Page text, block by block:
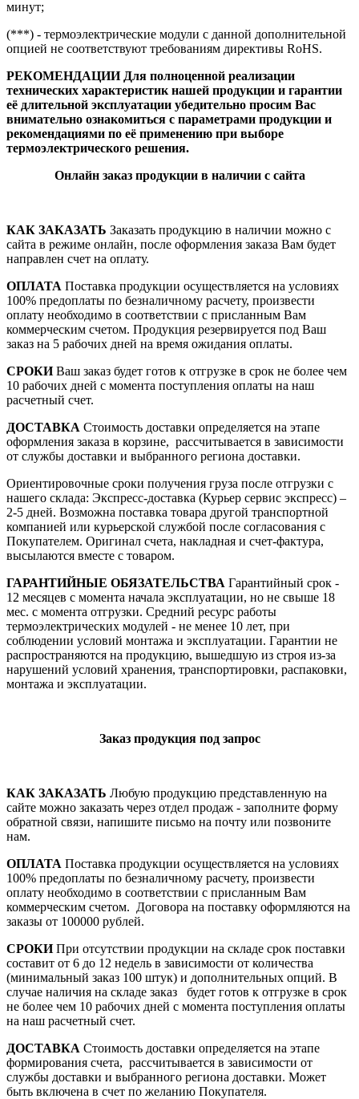
минут;
(***) - термоэлектрические модули с данной дополнительной
опцией не соответствуют требованиям директивы RoHS.
РЕКОМЕНДАЦИИ Для полноценной реализации
технических характеристик нашей продукции и гарантии
её длительной эксплуатации убедительно просим Вас
внимательно ознакомиться с параметрами продукции и
рекомендациями по её применению при выборе
термоэлектрического решения.
Онлайн заказ продукции в наличии с сайта
КАК ЗАКАЗАТЬ Заказать продукцию в наличии можно с
сайта в режиме онлайн, после оформления заказа Вам будет
направлен счет на оплату.
ОПЛАТА Поставка продукции осуществляется на условиях
100% предоплаты по безналичному расчету, произвести
оплату необходимо в соответствии с присланным Вам
коммерческим счетом. Продукция резервируется под Ваш
заказ на 5 рабочих дней на время ожидания оплаты.
СРОКИВаш заказ будет готов к отгрузке в срок не более чем
10 рабочих дней с момента поступления оплаты на наш
расчетный счет.
ДОСТАВКА Стоимость доставки определяется на этапе
оформления заказа в корзине, рассчитывается в зависимости
от службы доставки и выбранного региона доставки.
Ориентировочные сроки получения груза после отгрузки с
нашего склада: Экспресс-доставка (Курьер сервис экспресс) –
2-5 дней. Возможна поставка товара другой транспортной
компанией или курьерской службой после согласования с
Покупателем. Оригинал счета, накладная и счет-фактура,
высылаются вместе с товаром.
ГАРАНТИЙНЫЕ ОБЯЗАТЕЛЬСТВА Гарантийный срок -
12 месяцев с момента начала эксплуатации, но не свыше 18
мес. с момента отгрузки. Средний ресурс работы
термоэлектрических модулей - не менее 10 лет, при
соблюдении условий монтажа и эксплуатации. Гарантии не
распространяются на продукцию, вышедшую из строя из-за
нарушений условий хранения, транспортировки, распаковки,
монтажа и эксплуатации.
Заказ продукция под запрос
КАК ЗАКАЗАТЬ Любую продукцию представленную на
сайте можно заказать через отдел продаж - заполните форму
обратной связи, напишите письмо на почту или позвоните
нам.
ОПЛАТА Поставка продукции осуществляется на условиях
100% предоплаты по безналичному расчету, произвести
оплату необходимо в соответствии с присланным Вам
коммерческим счетом. Договора на поставку оформляются на
заказы от 100000 рублей.
СРОКИПри отсутствии продукции на складе срок поставки
составит от 6 до 12 недель в зависимости от количества
(минимальный заказ 100 штук) и дополнительных опций. В
случае наличия на складе заказ будет готов к отгрузке в срок
не более чем 10 рабочих дней с момента поступления оплаты
на наш расчетный счет.
ДОСТАВКА Стоимость доставки определяется на этапе
формирования счета, рассчитывается в зависимости от
службы доставки и выбранного региона доставки. Может
быть включена в счет по желанию Покупателя.